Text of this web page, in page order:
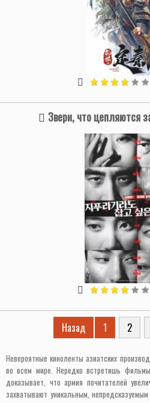
Звери, что цепляются
Назад 1 2
Невероятные киноленты азиатских
во всем мире. Нередко встретишь
доказывает, что армия почитателей
захватывают уникальным,